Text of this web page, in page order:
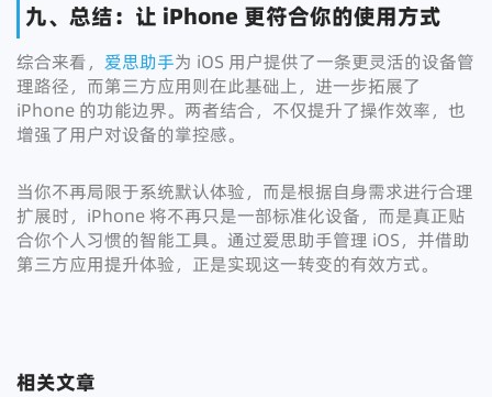
九、总结：让 iPhone 更符合你的使用方式
综合来看， 爱思助手为 iOS 用户提供了一条更灵活的设备管
理路径，而第三方应用则在此基础上，进一步拓展了
iPhone 的功能边界。两者结合，不仅提升了操作效率，也
增强了用户对设备的掌控感。
当你不再局限于系统默认体验，而是根据自身需求进行合理
扩展时，iPhone 将不再只是一部标准化设备，而是真正贴
合你个人习惯的智能工具。通过爱思助手管理 iOS，并借助
第三方应用提升体验，正是实现这一转变的有效方式。
相关文章